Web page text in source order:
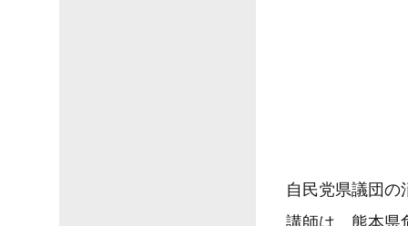
自民党県議団の
講師は、熊本